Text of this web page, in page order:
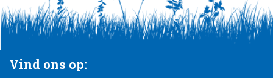
Vind ons op: